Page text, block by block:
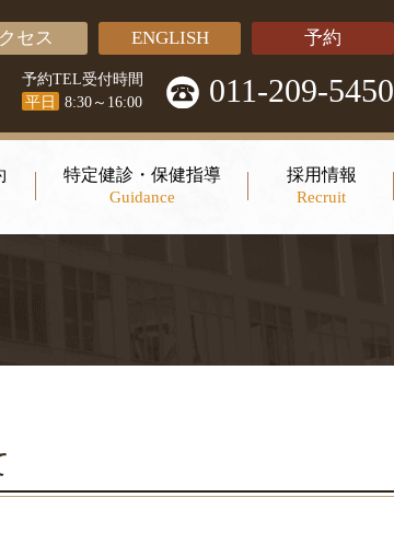
予約
ENGLISH
セス
011-209-5450
予約TEL受付時間
平日
8:30～16:00
特定健診・保健指導
Guidance
採用情報
Recruit